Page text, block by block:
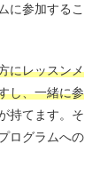
に参加するこ
にレッスンメ
し、一緒に参
持てます。そ
ログラムへの